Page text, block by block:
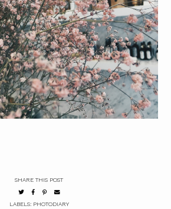
SHARE THIS POST
LABELS: PHOTODIARY